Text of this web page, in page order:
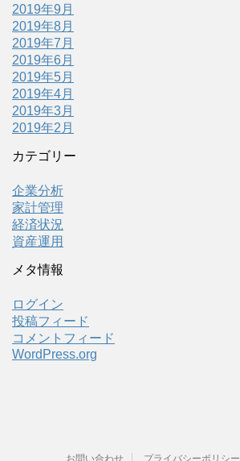
2019年9月
2019年8月
2019年7月
2019年6月
2019年5月
2019年4月
2019年3月
2019年2月
カテゴリー
企業分析
家計管理
経済状況
資産運用
メタ情報
ログイン
投稿フィード
コメントフィード
WordPress.org
お問い合わせ プライバシーポリシー